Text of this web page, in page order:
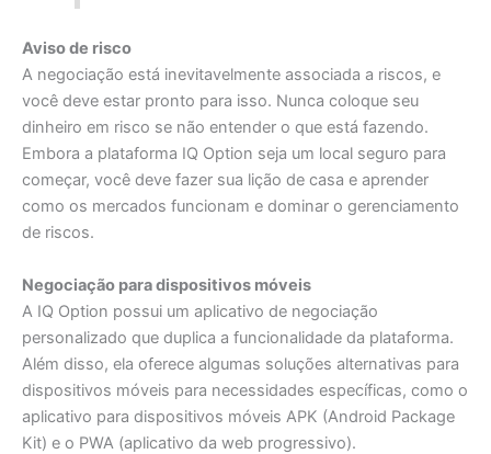
Aviso de risco
A negociação está inevitavelmente associada a riscos, e
você deve estar pronto para isso. Nunca coloque seu
dinheiro em risco se não entender o que está fazendo.
Embora a plataforma IQ Option seja um local seguro para
começar, você deve fazer sua lição de casa e aprender
como os mercados funcionam e dominar o gerenciamento
de riscos.
Negociação para dispositivos móveis
A IQ Option possui um aplicativo de negociação
personalizado que duplica a funcionalidade da plataforma.
Além disso, ela oferece algumas soluções alternativas para
dispositivos móveis para necessidades específicas, como o
aplicativo para dispositivos móveis APK (Android Package
Kit) e o PWA (aplicativo da web progressivo).